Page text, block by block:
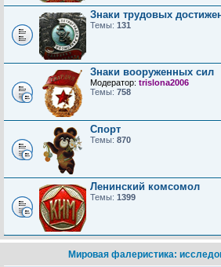
Знаки трудовых
Темы: 131
Знаки вооруженных сил
Модератор: trislona2006
Темы: 758
Спорт
Темы: 870
Ленинский комсомол
Темы: 1399
Мировая фалеристика: